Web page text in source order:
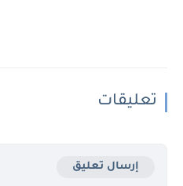
تعليقات
إرسال تعليق